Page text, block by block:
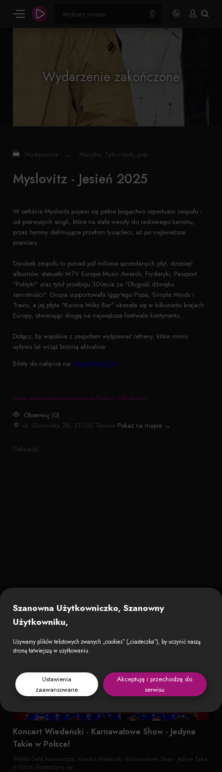
Wydarzenie zakończone
Wydarzenia → Muzyka, Tylko rock, pop
Myslovitz - Jesień 2025
W setliście Myslovitz pojawi się pełne bogactwo repertuaru zespołu -
od pierwszych singli, które na stałe weszły do radiowego kanonu,
przez hymny definiujące przełom tysiącleci, aż po najświeższe
premiery.
Dorobek zespołu to ponad pół miliona sprzedanych płyt, dziesięć
albumów, statuetki MTV Europe Music Awards, Fryderyki, Paszport
"Polityki" oraz tytuł przeboju 30-lecia za "Długość dźwięku
samotności". Grupa supportowała Iggy'ego Popa, Simple Minds i
Travis, a jej płyta "Korova Milky Bar" ukazała się w kilkunastu krajach
Europy, otwierając drogę na największe festiwale kontynentu.
Dołącz, by wspólnie z zespołem wyśpiewać refreny, które mimo
upływu lat wciąż brzmią aktualnie.
Bilety do nabycia na: KupBilecik.pl
Hala widowiskowo-sportowa Pałacu Młodzieży
Obserwuj (0)
ul. Gumniska 28, 33-100 Tarnów Pokaż na mapie →
Odwiedź:
Zobacz także
Koncert Wiedeński - Karnawałowe Show - Jedyne
Takie w Polsce!
Wielka Gala Noworoczna. Koncert Wiedeński - Karnawałowe Show - Jedyne Takie
w Polsce! Rozpoczyna się...
Szanowna Użytkowniczko, Szanowny
Użytkowniku,
Używamy plików tekstowych zwanych „cookies” („ciasteczka”), by uczynić naszą
stronę łatwiejszą w użytkowaniu.
Ustawienia
zaawansowane
Akceptuję i przechodzę do
serwisu